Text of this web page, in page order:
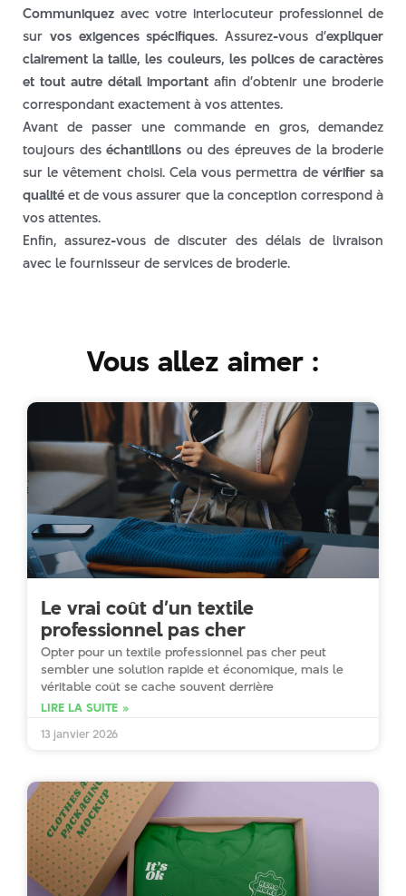
broderie
Produits
Connexion
Flux des publications
Site de WordPress-FR
Communiquez avec votre interlocuteur professionnel de
sur vos exigences spécifiques. Assurez-vous d’expliquer
clairement la taille, les couleurs, les polices de caractères
et tout autre détail important afin d’obtenir une broderie
correspondant exactement à vos attentes.
Avant de passer une commande en gros, demandez
toujours des échantillons ou des épreuves de la broderie
sur le vêtement choisi. Cela vous permettra de vérifier sa
qualitéet de vous assurer que la conception correspond à
vos attentes.
Enfin, assurez-vous de discuter des délais de livraison
avec le fournisseur de services de broderie.
Vous allez aimer :
Le vrai coût d’un textile
professionnel pas cher
Opter pour un textile professionnel pas cher peut
sembler une solution rapide et économique, mais le
véritable coût se cache souvent derrière
LIRE LA SUITE »
13 janvier 2026